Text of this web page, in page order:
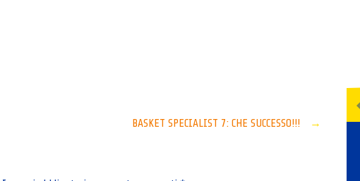
BASKET SPECIALIST 7: CHE SUCCESSO!!! →